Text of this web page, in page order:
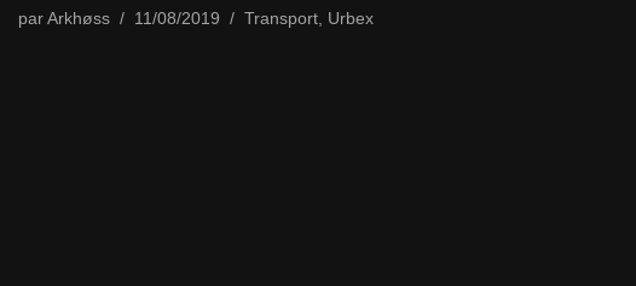
parArkhøss 11/08/2019 Transport Urbex